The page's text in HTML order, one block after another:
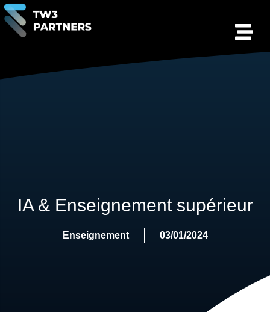
IA & Enseignement supérieur
Enseignement 03/01/2024